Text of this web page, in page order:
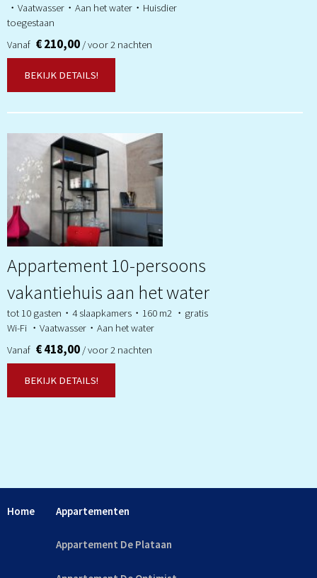
・Vaatwasser・Aan het water・Huisdier
toegestaan
Vanaf € 210,00 / voor 2 nachten
BEKIJK DETAILS!
Appartement 10-persoons
vakantiehuis aan het water
tot 10 gasten・4 slaapkamers・160 m2 ・gratis
Wi-Fi ・Vaatwasser・Aan het water
Vanaf € 418,00 / voor 2 nachten
BEKIJK DETAILS!
Home Appartementen
Appartement De Plataan